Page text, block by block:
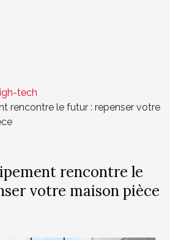
tech
rencontre le futur : repenser votre
rencontre le
votre maison pièce